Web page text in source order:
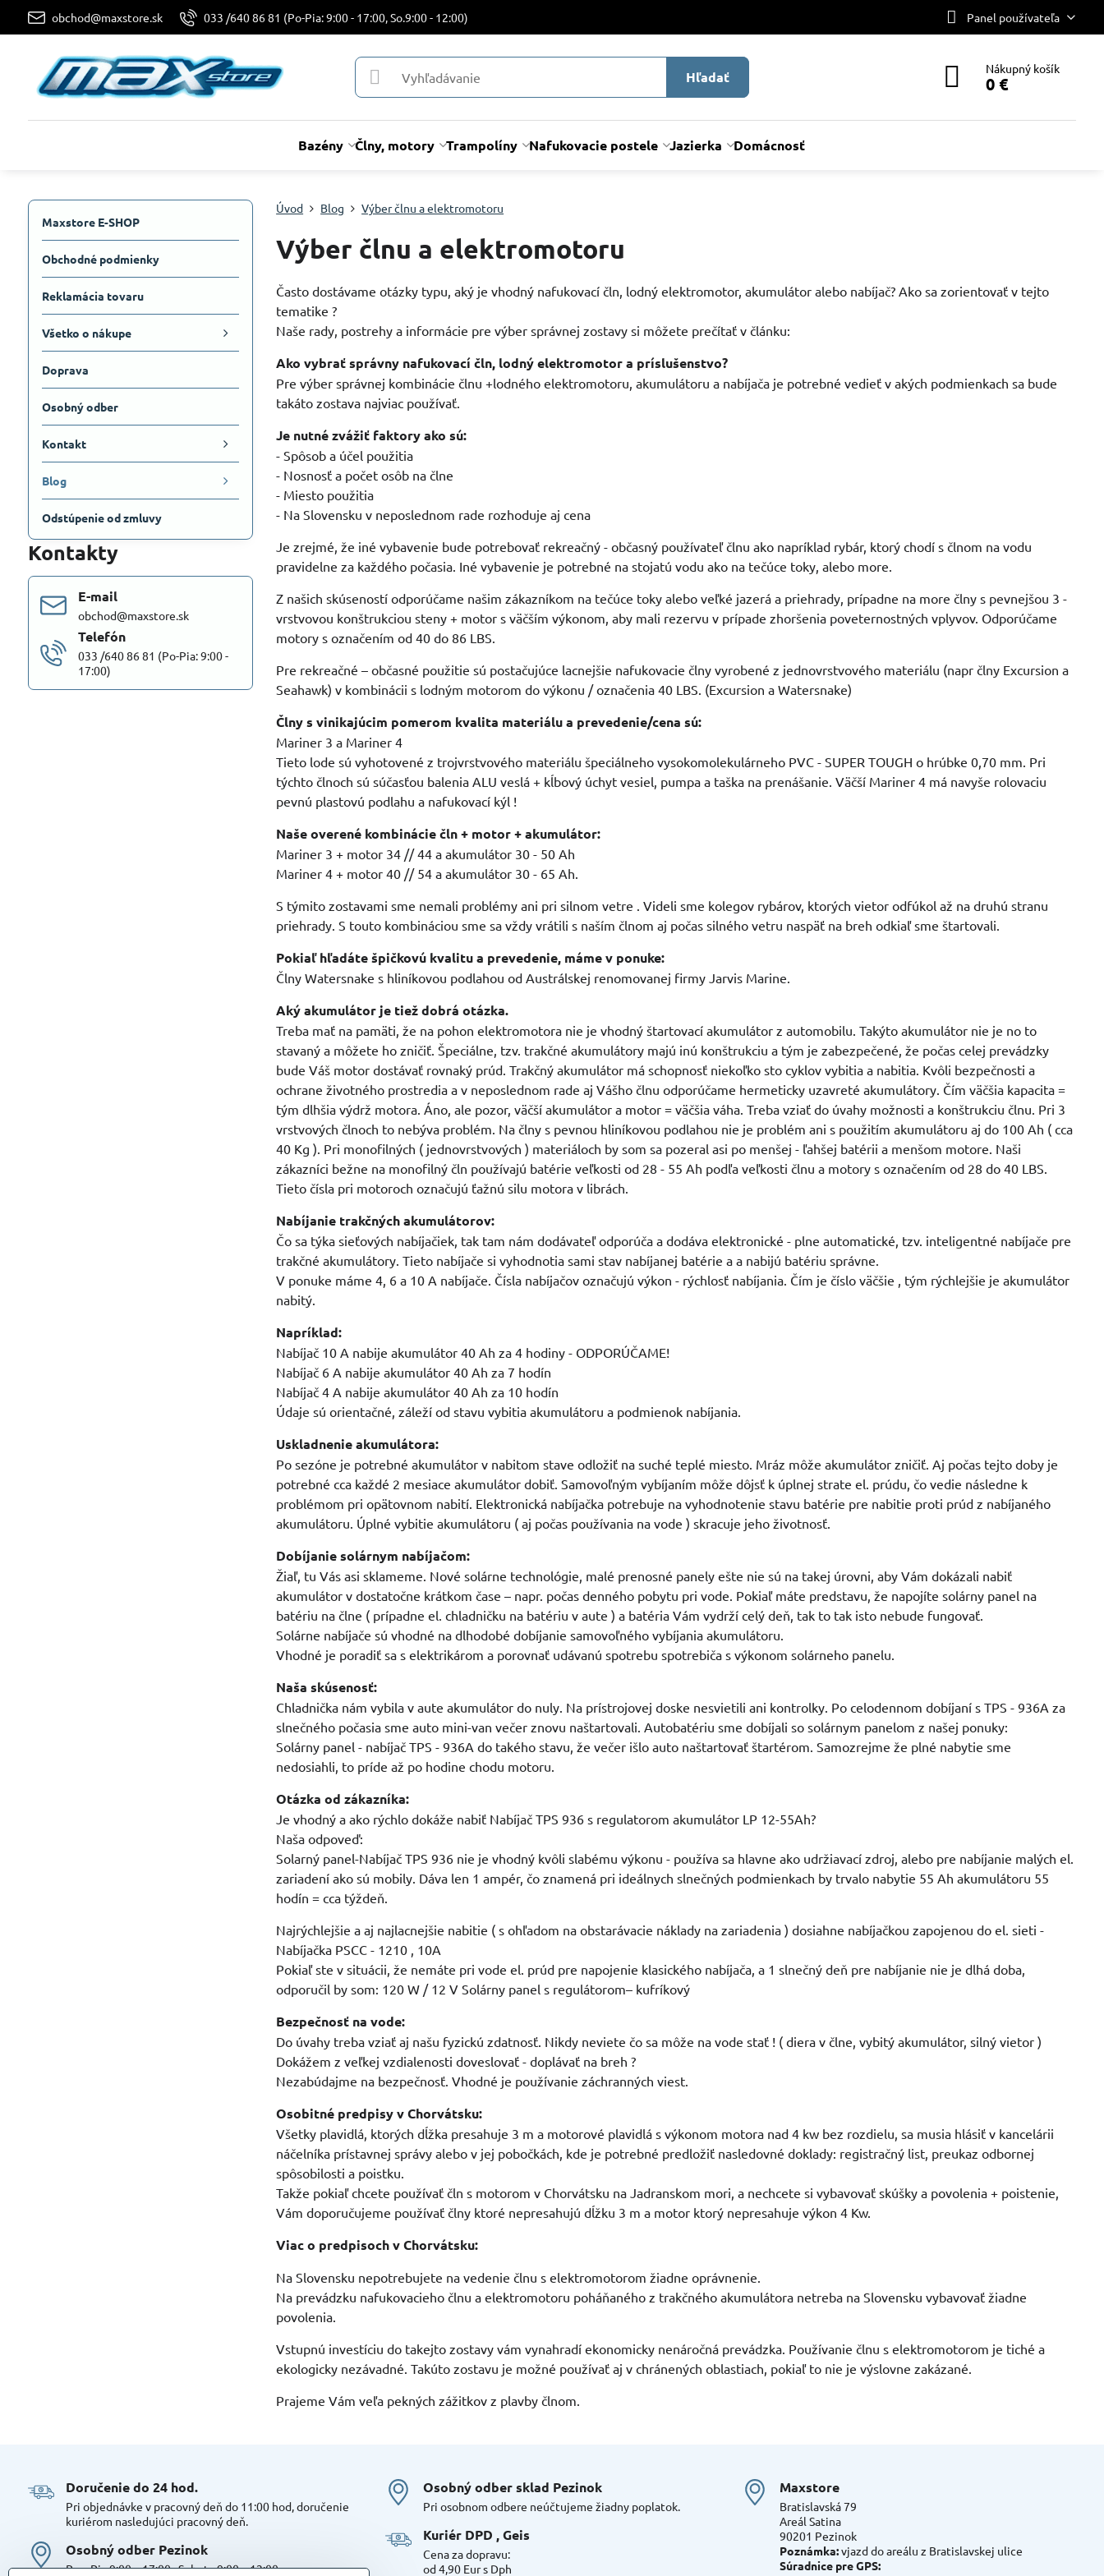
obchod@maxstore.sk 033 /640 86 81 (Po-Pia: 9:00 - 17:00, So.9:00 - 12:00) Panel používateľa
Hľadať Nákupný košík
0 €
Bazény Člny, motory Trampolíny Nafukovacie postele Jazierka Domácnosť
Úvod Blog Výber člnu a elektromotoru
Výber člnu a elektromotoru
Často dostávame otázky typu, aký je vhodný nafukovací čln, lodný elektromotor, akumulátor alebo nabíjač? Ako sa zorientovať v tejto
tematike ?
Naše rady, postrehy a informácie pre výber správnej zostavy si môžete prečítať v článku:
Ako vybrať správny nafukovací čln, lodný elektromotor a príslušenstvo?
Pre výber správnej kombinácie člnu +lodného elektromotoru, akumulátoru a nabíjača je potrebné vedieť v akých podmienkach sa bude
takáto zostava najviac používať.
Je nutné zvážiť faktory ako sú:
- Spôsob a účel použitia
- Nosnosť a počet osôb na člne
- Miesto použitia
- Na Slovensku v neposlednom rade rozhoduje aj cena
Je zrejmé, že iné vybavenie bude potrebovať rekreačný - občasný používateľ člnu ako napríklad rybár, ktorý chodí s člnom na vodu
pravidelne za každého počasia. Iné vybavenie je potrebné na stojatú vodu ako na tečúce toky, alebo more.
Z našich skúseností odporúčame našim zákazníkom na tečúce toky alebo veľké jazerá a priehrady, prípadne na more člny s pevnejšou 3 -
vrstvovou konštrukciou steny + motor s väčším výkonom, aby mali rezervu v prípade zhoršenia poveternostných vplyvov. Odporúčame
motory s označením od 40 do 86 LBS.
Pre rekreačné – občasné použitie sú postačujúce lacnejšie nafukovacie člny vyrobené z jednovrstvového materiálu (napr člny Excursion a
Seahawk) v kombinácii s lodným motorom do výkonu / označenia 40 LBS. (Excursion a Watersnake)
Člny s vinikajúcim pomerom kvalita materiálu a prevedenie/cena sú:
Mariner 3 a Mariner 4
Tieto lode sú vyhotovené z trojvrstvového materiálu špeciálneho vysokomolekulárneho PVC - SUPER TOUGH o hrúbke 0,70 mm. Pri
týchto člnoch sú súčasťou balenia ALU veslá + kĺbový úchyt vesiel, pumpa a taška na prenášanie. Väčší Mariner 4 má navyše rolovaciu
pevnú plastovú podlahu a nafukovací kýl !
Naše overené kombinácie čln + motor + akumulátor:
Mariner 3 + motor 34 // 44 a akumulátor 30 - 50 Ah
Mariner 4 + motor 40 // 54 a akumulátor 30 - 65 Ah.
S týmito zostavami sme nemali problémy ani pri silnom vetre . Videli sme kolegov rybárov, ktorých vietor odfúkol až na druhú stranu
priehrady. S touto kombináciou sme sa vždy vrátili s naším člnom aj počas silného vetru naspäť na breh odkiaľ sme štartovali.
Pokiaľ hľadáte špičkovú kvalitu a prevedenie, máme v ponuke:
Člny Watersnake s hliníkovou podlahou od Austrálskej renomovanej firmy Jarvis Marine.
Aký akumulátor je tiež dobrá otázka.
Treba mať na pamäti, že na pohon elektromotora nie je vhodný štartovací akumulátor z automobilu. Takýto akumulátor nie je no to
stavaný a môžete ho zničiť. Špeciálne, tzv. trakčné akumulátory majú inú konštrukciu a tým je zabezpečené, že počas celej prevádzky
bude Váš motor dostávať rovnaký prúd. Trakčný akumulátor má schopnosť niekoľko sto cyklov vybitia a nabitia. Kvôli bezpečnosti a
ochrane životného prostredia a v neposlednom rade aj Vášho člnu odporúčame hermeticky uzavreté akumulátory. Čím väčšia kapacita =
tým dlhšia výdrž motora. Áno, ale pozor, väčší akumulátor a motor = väčšia váha. Treba vziať do úvahy možnosti a konštrukciu člnu. Pri 3
vrstvových člnoch to nebýva problém. Na člny s pevnou hliníkovou podlahou nie je problém ani s použitím akumulátoru aj do 100 Ah ( cca
40 Kg ). Pri monofilných ( jednovrstvových ) materiáloch by som sa pozeral asi po menšej - ľahšej batérii a menšom motore. Naši
zákazníci bežne na monofilný čln používajú batérie veľkosti od 28 - 55 Ah podľa veľkosti člnu a motory s označením od 28 do 40 LBS.
Tieto čísla pri motoroch označujú ťažnú silu motora v librách.
Nabíjanie trakčných akumulátorov:
Čo sa týka sieťových nabíjačiek, tak tam nám dodávateľ odporúča a dodáva elektronické - plne automatické, tzv. inteligentné nabíjače pre
trakčné akumulátory. Tieto nabíjače si vyhodnotia sami stav nabíjanej batérie a a nabijú batériu správne.
V ponuke máme 4, 6 a 10 A nabíjače. Čísla nabíjačov označujú výkon - rýchlosť nabíjania. Čím je číslo väčšie , tým rýchlejšie je akumulátor
nabitý.
Napríklad:
Nabíjač 10 A nabije akumulátor 40 Ah za 4 hodiny - ODPORÚČAME!
Nabíjač 6 A nabije akumulátor 40 Ah za 7 hodín
Nabíjač 4 A nabije akumulátor 40 Ah za 10 hodín
Údaje sú orientačné, záleží od stavu vybitia akumulátoru a podmienok nabíjania.
Uskladnenie akumulátora:
Po sezóne je potrebné akumulátor v nabitom stave odložiť na suché teplé miesto. Mráz môže akumulátor zničiť. Aj počas tejto doby je
potrebné cca každé 2 mesiace akumulátor dobiť. Samovoľným vybíjaním môže dôjsť k úplnej strate el. prúdu, čo vedie následne k
problémom pri opätovnom nabití. Elektronická nabíjačka potrebuje na vyhodnotenie stavu batérie pre nabitie proti prúd z nabíjaného
akumulátoru. Úplné vybitie akumulátoru ( aj počas používania na vode ) skracuje jeho životnosť.
Dobíjanie solárnym nabíjačom:
Žiaľ, tu Vás asi sklameme. Nové solárne technológie, malé prenosné panely ešte nie sú na takej úrovni, aby Vám dokázali nabiť
akumulátor v dostatočne krátkom čase – napr. počas denného pobytu pri vode. Pokiaľ máte predstavu, že napojíte solárny panel na
batériu na člne ( prípadne el. chladničku na batériu v aute ) a batéria Vám vydrží celý deň, tak to tak isto nebude fungovať.
Solárne nabíjače sú vhodné na dlhodobé dobíjanie samovoľného vybíjania akumulátoru.
Vhodné je poradiť sa s elektrikárom a porovnať udávanú spotrebu spotrebiča s výkonom solárneho panelu.
Naša skúsenosť:
Chladnička nám vybila v aute akumulátor do nuly. Na prístrojovej doske nesvietili ani kontrolky. Po celodennom dobíjaní s TPS - 936A za
slnečného počasia sme auto mini-van večer znovu naštartovali. Autobatériu sme dobíjali so solárnym panelom z našej ponuky:
Solárny panel - nabíjač TPS - 936A do takého stavu, že večer išlo auto naštartovať štartérom. Samozrejme že plné nabytie sme
nedosiahli, to príde až po hodine chodu motoru.
Otázka od zákazníka:
Je vhodný a ako rýchlo dokáže nabiť Nabíjač TPS 936 s regulatorom akumulátor LP 12-55Ah?
Naša odpoveď:
Solarný panel-Nabíjač TPS 936 nie je vhodný kvôli slabému výkonu - používa sa hlavne ako udržiavací zdroj, alebo pre nabíjanie malých el.
zariadení ako sú mobily. Dáva len 1 ampér, čo znamená pri ideálnych slnečných podmienkach by trvalo nabytie 55 Ah akumulátoru 55
hodín = cca týždeň.
Najrýchlejšie a aj najlacnejšie nabitie ( s ohľadom na obstarávacie náklady na zariadenia ) dosiahne nabíjačkou zapojenou do el. sieti -
Nabíjačka PSCC - 1210 , 10A
Pokiaľ ste v situácii, že nemáte pri vode el. prúd pre napojenie klasického nabíjača, a 1 slnečný deň pre nabíjanie nie je dlhá doba,
odporučil by som: 120 W / 12 V Solárny panel s regulátorom– kufríkový
Bezpečnosť na vode:
Do úvahy treba vziať aj našu fyzickú zdatnosť. Nikdy neviete čo sa môže na vode stať ! ( diera v člne, vybitý akumulátor, silný vietor )
Dokážem z veľkej vzdialenosti doveslovať - doplávať na breh ?
Nezabúdajme na bezpečnosť. Vhodné je používanie záchranných viest.
Osobitné predpisy v Chorvátsku:
Všetky plavidlá, ktorých dĺžka presahuje 3 m a motorové plavidlá s výkonom motora nad 4 kw bez rozdielu, sa musia hlásiť v kancelárii
náčelníka prístavnej správy alebo v jej pobočkách, kde je potrebné predložiť nasledovné doklady: registračný list, preukaz odbornej
spôsobilosti a poistku.
Takže pokiaľ chcete používať čln s motorom v Chorvátsku na Jadranskom mori, a nechcete si vybavovať skúšky a povolenia + poistenie,
Vám doporučujeme používať člny ktoré nepresahujú dĺžku 3 m a motor ktorý nepresahuje výkon 4 Kw.
Viac o predpisoch v Chorvátsku:
Na Slovensku nepotrebujete na vedenie člnu s elektromotorom žiadne oprávnenie.
Na prevádzku nafukovacieho člnu a elektromotoru poháňaného z trakčného akumulátora netreba na Slovensku vybavovať žiadne
povolenia.
Vstupnú investíciu do takejto zostavy vám vynahradí ekonomicky nenáročná prevádzka. Používanie člnu s elektromotorom je tiché a
ekologicky nezávadné. Takúto zostavu je možné používať aj v chránených oblastiach, pokiaľ to nie je výslovne zakázané.
Prajeme Vám veľa pekných zážitkov z plavby člnom.
Maxstore E-SHOP
Obchodné podmienky
Reklamácia tovaru
Všetko o nákupe
Doprava
Osobný odber
Kontakt
Blog
Odstúpenie od zmluvy
Kontakty
E-mail
obchod@maxstore.sk
Telefón
033 /640 86 81 (Po-Pia: 9:00 -
17:00)
Doručenie do 24 hod​.
Pri objednávke v pracovný deň do 11:00 hod, doručenie
kuriérom nasledujúci pracovný deň.
Osobný odber Pezinok
Po – Pia 9:00 – 17:00 , Sobota 9:00 – 12:00
Osobný odber sklad Pezinok
Pri osobnom odbere neúčtujeme žiadny poplatok.
Kuriér DPD , Geis
Cena za dopravu:
od 4,90 Eur s Dph
Maxstore
Bratislavská 79
Areál Satina
90201 Pezinok
Poznámka:vjazd do areálu z Bratislavskej ulice
Súradnice pre GPS: